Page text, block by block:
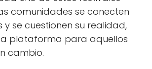
comunidades se conecten
y se cuestionen su realidad,
plataforma para aquellos
cambio.